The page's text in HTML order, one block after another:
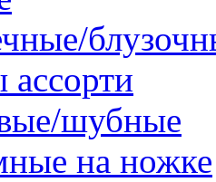
шубные
на ножке